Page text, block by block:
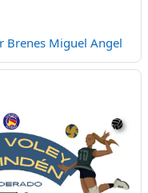
Brenes Miguel Angel